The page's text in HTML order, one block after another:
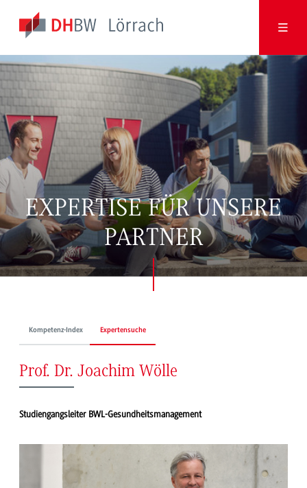
EXPERTISE FÜR UNSERE
PARTNER
Kompetenz-Index Expertensuche
Prof. Dr. Joachim Wölle
Studiengangsleiter BWL-Gesundheitsmanagement